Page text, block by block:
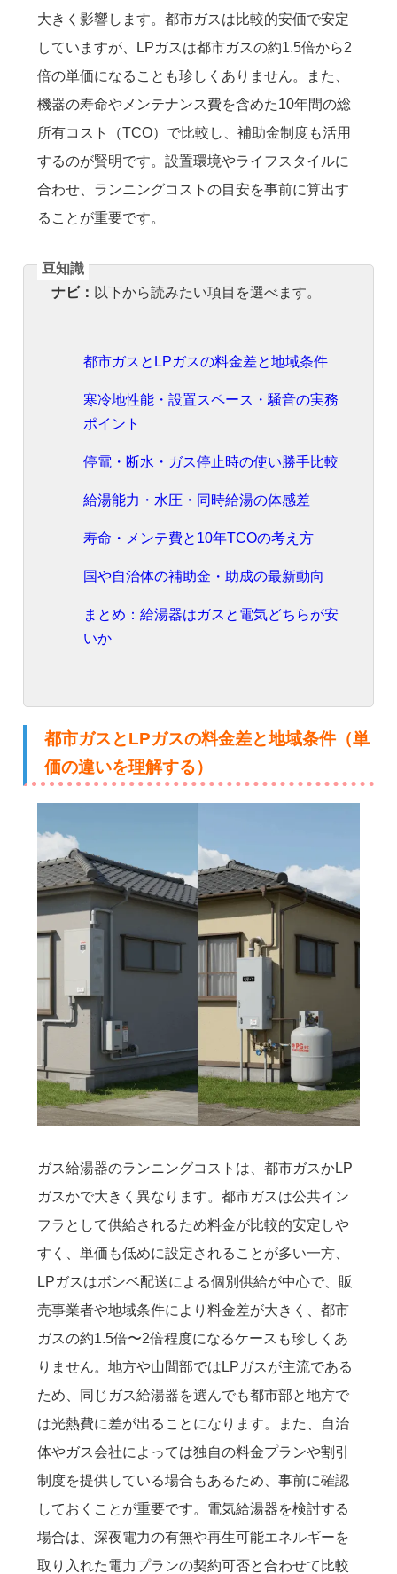
大きく影響します。都市ガスは比較的安価で安定
していますが、LPガスは都市ガスの約1.5倍から2
倍の単価になることも珍しくありません。また、
機器の寿命やメンテナンス費を含めた10年間の総
所有コスト（TCO）で比較し、補助金制度も活用
するのが賢明です。設置環境やライフスタイルに
合わせ、ランニングコストの目安を事前に算出す
ることが重要です。
ナビ： 以下から読みたい項目を選べます。
都市ガスとLPガスの料金差と地域条件
寒冷地性能・設置スペース・騒音の実務
ポイント
停電・断水・ガス停止時の使い勝手比較
給湯能力・水圧・同時給湯の体感差
寿命・メンテ費と10年TCOの考え方
国や自治体の補助金・助成の最新動向
まとめ：給湯器はガスと電気どちらが安
いか
都市ガスとLPガスの料金差と地域条件（単
価の違いを理解する）
ガス給湯器のランニングコストは、都市ガスかLP
ガスかで大きく異なります。都市ガスは公共イン
フラとして供給されるため料金が比較的安定しや
すく、単価も低めに設定されることが多い一方、
LPガスはボンベ配送による個別供給が中心で、販
売事業者や地域条件により料金差が大きく、都市
ガスの約1.5倍〜2倍程度になるケースも珍しくあ
りません。地方や山間部ではLPガスが主流である
ため、同じガス給湯器を選んでも都市部と地方で
は光熱費に差が出ることになります。また、自治
体やガス会社によっては独自の料金プランや割引
制度を提供している場合もあるため、事前に確認
しておくことが重要です。電気給湯器を検討する
場合は、深夜電力の有無や再生可能エネルギーを
取り入れた電力プランの契約可否と合わせて比較